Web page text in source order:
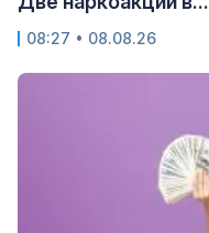
08:27 • 08.08.26